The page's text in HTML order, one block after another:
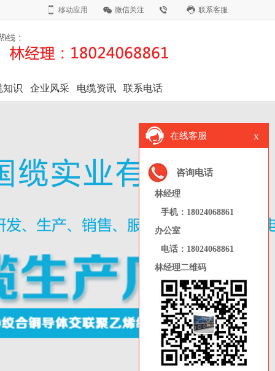
移动应用 微信关注 联系客服
知识 企业风采 电缆资讯 联系电话
在线客服 x
咨询电话
林经理
手机：18024068861
办公室
电话：18024068861
林经理二维码